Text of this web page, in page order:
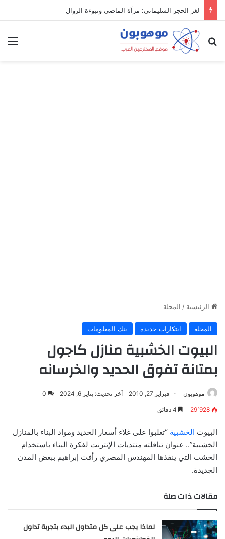
لغز الحجر السليماني: مرآة الماضي ونبوءة الزوال
بحث عن
الرئيسية / المجلة
المجلة ابتكارات جديده بنك المعلومات
البيوت الخشبية منازل كاجول
بمتانة تفوق الحديد والخرسانه
موهوبون فبراير 27, 2010 آخر تحديث: يناير 6, 2024 0
29٬928
البيوت الخشبية “تغلبوا على غلاء أسعار الحديد ومواد البناء بالمنازل
الخشبية”.. عنوان تناقلته منتديات الإنترنت لفكرة البناء باستخدام
الخشب التي ينفذها المهندس المصري رأفت إبراهيم ببعض المدن
الجديدة.
مقالات ذات صلة
لماذا يجب على كل متداول البدء بتجربة تداول